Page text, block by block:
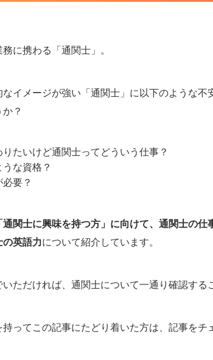
に携わる「通関士」。
イメージが強い「通関士」に以下のような不
？
たいけど通関士ってどういう仕事？
な資格？
要？
通関士に興味を持つ方」に向けて、通関士の
英語力について紹介しています。
ただければ、通関士について一通り確認する
ってこの記事にたどり着いた方は、記事をチ